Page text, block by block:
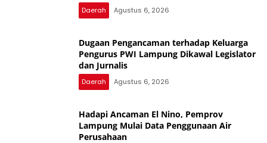
Daerah Agustus 6, 2026
Dugaan Pengancaman terhadap Keluarga
Pengurus PWI Lampung Dikawal Legislator
dan Jurnalis
Daerah Agustus 6, 2026
Hadapi Ancaman El Nino, Pemprov
Lampung Mulai Data Penggunaan Air
Perusahaan